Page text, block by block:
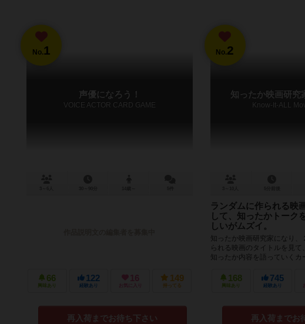
No.1
声優になろう！
VOICE ACTOR CARD GAME
66
興味あり
122
経験あり
16
お気に入り
149
持ってる
再入荷までお待ち下さい
No.2
知ったか映画研究
Know-It-ALL
ランダムに作られる映
して、知ったかトーク
しいがムズイ。
知ったか映画研究家になり、
られる映画のタイトルを見
知ったか内容を語っていくカ
168
興味あり
745
経験あり
再入荷までお